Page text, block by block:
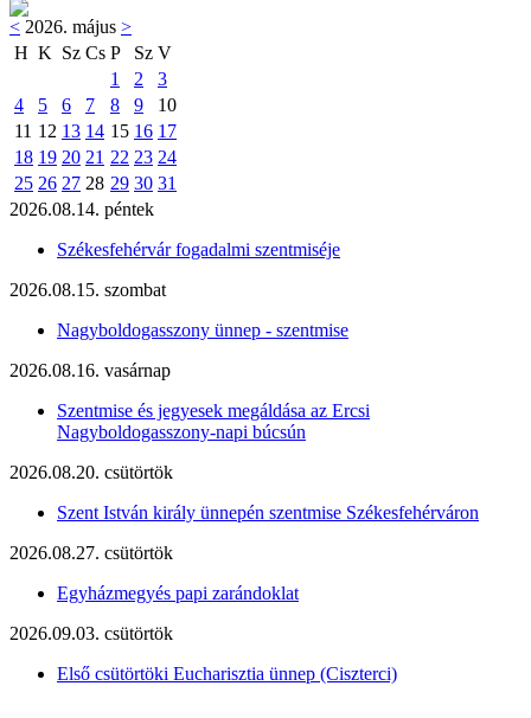
< 2026. május >
H K Sz Cs P Sz V
1
2
3
4
5 6 7 8 9
10
11 12 13 14 15 16 17
18 19 20 21 22 23 24
25 26 27 28 29 30 31
2026.08.14. péntek
Székesfehérvár fogadalmi szentmiséje
2026.08.15. szombat
Nagyboldogasszony ünnep - szentmise
2026.08.16. vasárnap
Szentmise és jegyesek megáldása az Ercsi
Nagyboldogasszony-napi búcsún
2026.08.20. csütörtök
Szent István király ünnepén szentmise Székesfehérváron
2026.08.27. csütörtök
Egyházmegyés papi zarándoklat
2026.09.03. csütörtök
Első csütörtöki Eucharisztia ünnep (Ciszterci)